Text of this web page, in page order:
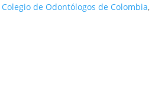
Colegio de Odontólogos de Colombia,